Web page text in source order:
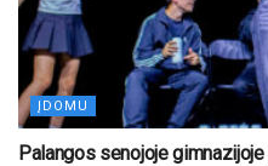
ĮDOMU
Palangos senojoje